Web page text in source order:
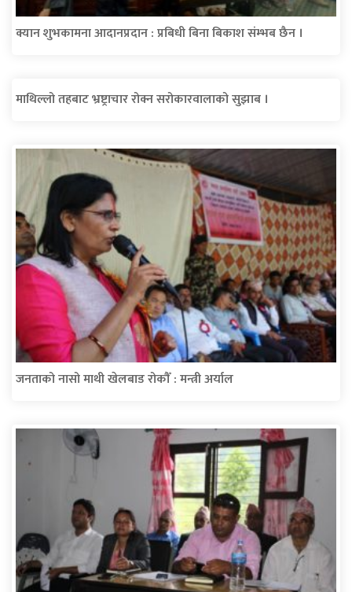
क्यान शुभकामना आदानप्रदान : प्रबिधी बिना बिकाश संम्भब छैन ।
माथिल्लो तहबाट भ्रष्ट्राचार रोक्न सरोकारवालाको सुझाब ।
जनताको नासो माथी खेलबाड रोकौँ : मन्त्री अर्याल